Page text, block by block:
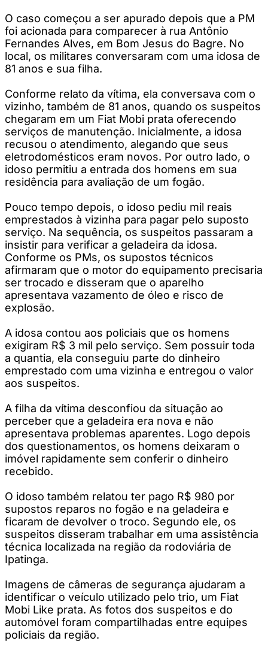
O caso começou a ser apurado depois que a PM
foi acionada para comparecer à rua Antônio
Fernandes Alves, em Bom Jesus do Bagre. No
local, os militares conversaram com uma idosa de
81 anos e sua filha.
Conforme relato da vítima, ela conversava com o
vizinho, também de 81 anos, quando os suspeitos
chegaram em um Fiat Mobi prata oferecendo
serviços de manutenção. Inicialmente, a idosa
recusou o atendimento, alegando que seus
eletrodomésticos eram novos. Por outro lado, o
idoso permitiu a entrada dos homens em sua
residência para avaliação de um fogão.
Pouco tempo depois, o idoso pediu mil reais
emprestados à vizinha para pagar pelo suposto
serviço. Na sequência, os suspeitos passaram a
insistir para verificar a geladeira da idosa.
Conforme os PMs, os supostos técnicos
afirmaram que o motor do equipamento precisaria
ser trocado e disseram que o aparelho
apresentava vazamento de óleo e risco de
explosão.
A idosa contou aos policiais que os homens
exigiram R$ 3 mil pelo serviço. Sem possuir toda
a quantia, ela conseguiu parte do dinheiro
emprestado com uma vizinha e entregou o valor
aos suspeitos.
A filha da vítima desconfiou da situação ao
perceber que a geladeira era nova e não
apresentava problemas aparentes. Logo depois
dos questionamentos, os homens deixaram o
imóvel rapidamente sem conferir o dinheiro
recebido.
O idoso também relatou ter pago R$ 980 por
supostos reparos no fogão e na geladeira e
ficaram de devolver o troco. Segundo ele, os
suspeitos disseram trabalhar em uma assistência
técnica localizada na região da rodoviária de
Ipatinga.
Imagens de câmeras de segurança ajudaram a
identificar o veículo utilizado pelo trio, um Fiat
Mobi Like prata. As fotos dos suspeitos e do
automóvel foram compartilhadas entre equipes
policiais da região.